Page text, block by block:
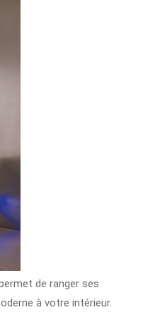
de ranger ses
à votre intérieur.